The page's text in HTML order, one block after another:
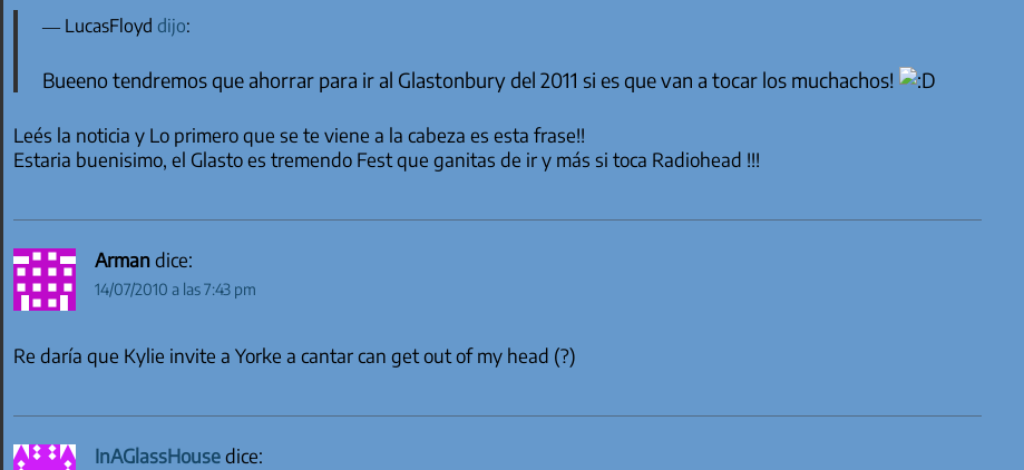
LucasFloyd dijo:
Bueeno tendremos que ahorrar para ir al Glastonbury del 2011 si es que van a tocar los muchachos!
Leés la noticia y Lo primero que se te viene a la cabeza es esta frase!!
Estaria buenisimo, el Glasto es tremendo Fest que ganitas de ir y más si toca Radiohead !!!
Armandice:
14/07/2010 a las 7:43 pm
Re daría que Kylie invite a Yorke a cantar can get out of my head (?)
InAGlassHousedice: